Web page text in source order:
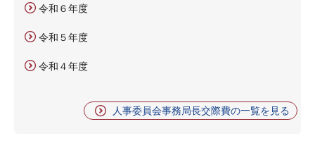
令和６年度
令和５年度
令和４年度
人事委員会事務局長交際費の一覧を見る